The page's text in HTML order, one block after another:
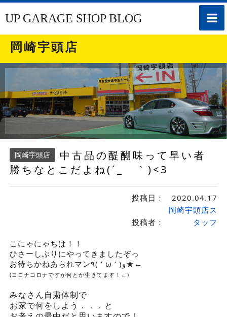
toggle
UP GARAGE SHOP BLOG
岡崎宇頭店
岡崎宇頭店
中古品の醍醐味って早い者
勝ちなとこだよね(´_ゝ｀)<3
投稿日： 2020.04.17
投稿者：
岡崎宇頭店ス
タッフ
こにゃにゃちは！！
ひさーしぶりにやってきましたぞっ
お待ちかねあられマン٩( ‘ ω ‘ )و★←
(コロナコロナですが何とか生きてます！←)
みなさん自粛体制で
お家で何をしよう．．．と